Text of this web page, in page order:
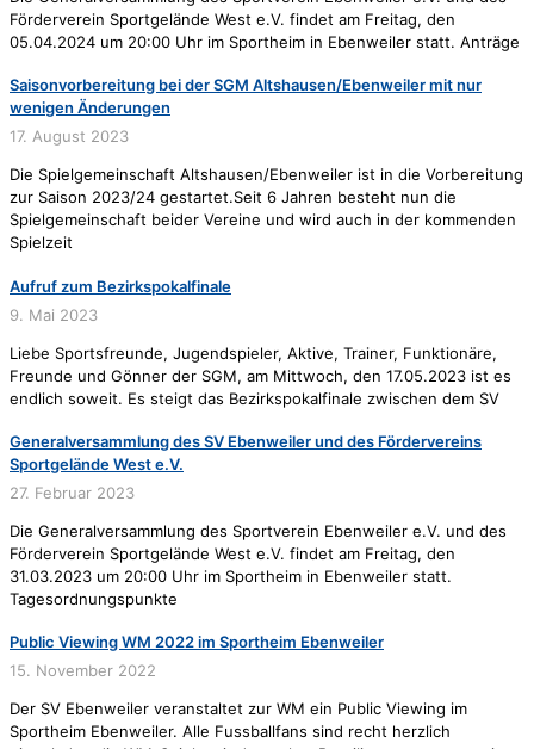
Förderverein Sportgelände West e.V. findet am Freitag, den
05.04.2024 um 20:00 Uhr im Sportheim in Ebenweiler statt. Anträge
Saisonvorbereitung bei der SGM Altshausen/Ebenweiler mit nur
wenigen Änderungen
17. August 2023
Die Spielgemeinschaft Altshausen/Ebenweiler ist in die Vorbereitung
zur Saison 2023/24 gestartet.Seit 6 Jahren besteht nun die
Spielgemeinschaft beider Vereine und wird auch in der kommenden
Spielzeit
Aufruf zum Bezirkspokalfinale
9. Mai 2023
Liebe Sportsfreunde, Jugendspieler, Aktive, Trainer, Funktionäre,
Freunde und Gönner der SGM, am Mittwoch, den 17.05.2023 ist es
endlich soweit. Es steigt das Bezirkspokalfinale zwischen dem SV
Generalversammlung des SV Ebenweiler und des Fördervereins
Sportgelände West e.V.
27. Februar 2023
Die Generalversammlung des Sportverein Ebenweiler e.V. und des
Förderverein Sportgelände West e.V. findet am Freitag, den
31.03.2023 um 20:00 Uhr im Sportheim in Ebenweiler statt.
Tagesordnungspunkte
Public Viewing WM 2022 im Sportheim Ebenweiler
15. November 2022
Der SV Ebenweiler veranstaltet zur WM ein Public Viewing im
Sportheim Ebenweiler. Alle Fussballfans sind recht herzlich